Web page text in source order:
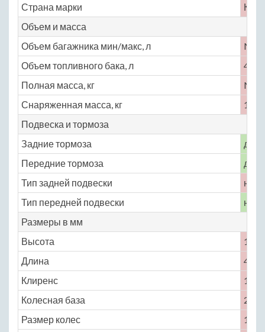
Страна марки
Объем и масса
Объем багажника мин/макс, л
No
Объем топливного бака, л
42
Полная масса, кг
No
Снаряженная масса, кг
1208
Подвеска и тормоза
Задние тормоза
Передние тормоза
Тип задней подвески
Тип передней подвески
Размеры в мм
Высота
1493
Длина
4450
Клиренс
151
Колесная база
2570
Размер колес
185